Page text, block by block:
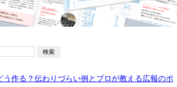
う作る？伝わりづらい例とプロが教える広報のポ